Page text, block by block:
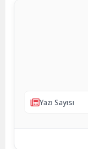
Yazı Sayısı